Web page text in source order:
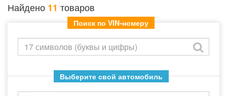
Найдено 11 товаров
Поиск по VIN-номеру
Выберите свой автомобиль